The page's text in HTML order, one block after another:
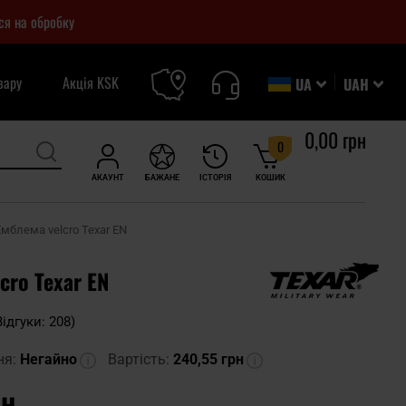
на обробку
UAH
UA
Акція KSK
АКАУНТ ІСТОРІЯ
БАЖАНЕ КОШИК
0 0,00 грн
velcro Texar EN
Texar EN
208)
Негайно Вартість: 240,55 грн